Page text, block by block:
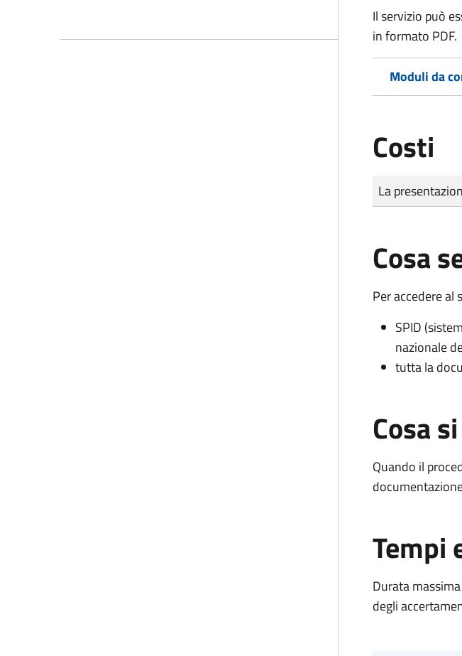
Il servizio può
in formato PDF.
Moduli da
Costi
Tipo di
Importo
La
Cosa
Per accedere al
SPID
nazionale
tutta la
Cosa
Quando il
Tempi
Durata
degli